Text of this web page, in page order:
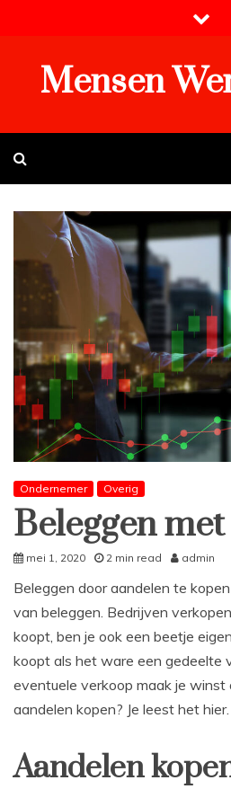
Mensen
Ondernemer Overig
Beleggen
mei 1, 2020 2 min read admin
Beleggen door aandelen te
van beleggen. Bedrijven
koopt, ben je ook een beetje
koopt als het ware een gedeelte
eventuele verkoop maak je
aandelen kopen? Je leest het hier.
Aandelen